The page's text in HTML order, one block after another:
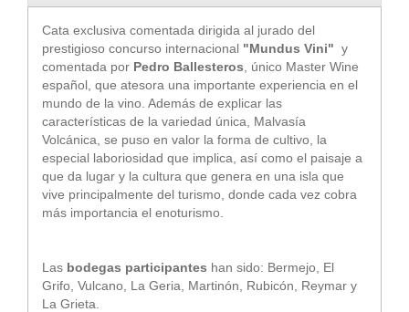
Cata exclusiva comentada dirigida al jurado del
prestigioso concurso internacional "Mundus Vini" y
comentada por Pedro Ballesteros , único Master Wine
español, que atesora una importante experiencia en el
mundo de la vino. Además de explicar las
características de la variedad única, Malvasía
Volcánica, se puso en valor la forma de cultivo, la
especial laboriosidad que implica, así como el paisaje a
que da lugar y la cultura que genera en una isla que
vive principalmente del turismo, donde cada vez cobra
más importancia el enoturismo.
Las bodegas participantes han sido: Bermejo, El
Grifo, Vulcano, La Geria, Martinón, Rubicón, Reymar y
La Grieta.